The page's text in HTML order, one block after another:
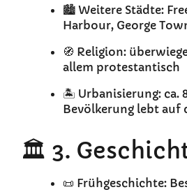
🏙️ Weitere Städte:
Harbour, George
🧭 Religion:
allem protestantisch
🏝️ Urbanisierung: ca.
Bevölkerung lebt auf
🏛️ 3.
📜 Frühgeschichte: